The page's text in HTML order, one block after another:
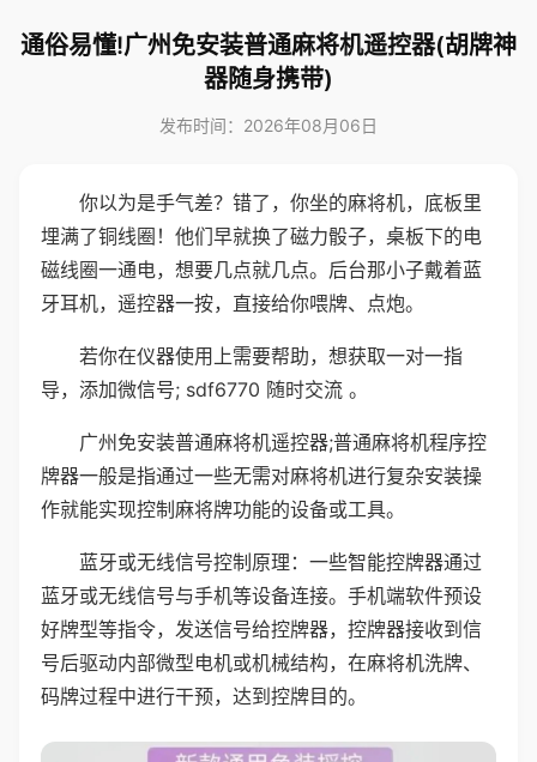
通俗易懂!广州免安装普通麻将机遥控器(胡牌神
器随身携带)
发布时间：2026年08月06日
你以为是手气差？错了，你坐的麻将机，底板里
埋满了铜线圈！他们早就换了磁力骰子，桌板下的电
磁线圈一通电，想要几点就几点。后台那小子戴着蓝
牙耳机，遥控器一按，直接给你喂牌、点炮。
若你在仪器使用上需要帮助，想获取一对一指
导，添加微信号; sdf6770 随时交流 。
广州免安装普通麻将机遥控器;普通麻将机程序控
牌器一般是指通过一些无需对麻将机进行复杂安装操
作就能实现控制麻将牌功能的设备或工具。
蓝牙或无线信号控制原理：一些智能控牌器通过
蓝牙或无线信号与手机等设备连接。手机端软件预设
好牌型等指令，发送信号给控牌器，控牌器接收到信
号后驱动内部微型电机或机械结构，在麻将机洗牌、
码牌过程中进行干预，达到控牌目的。